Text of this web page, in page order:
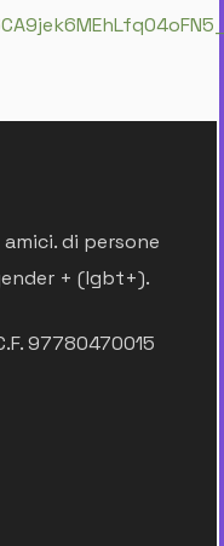
di persone
+ (lgbt+).
97780470015